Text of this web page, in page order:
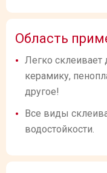
Область
Легко склеивает
керамику,
другое!
Все виды
водостойкости.